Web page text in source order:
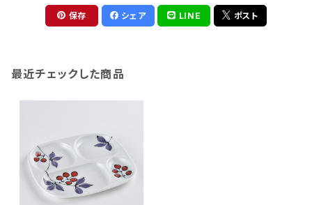
保存 シェア LINE ポスト
最近チェックした商品